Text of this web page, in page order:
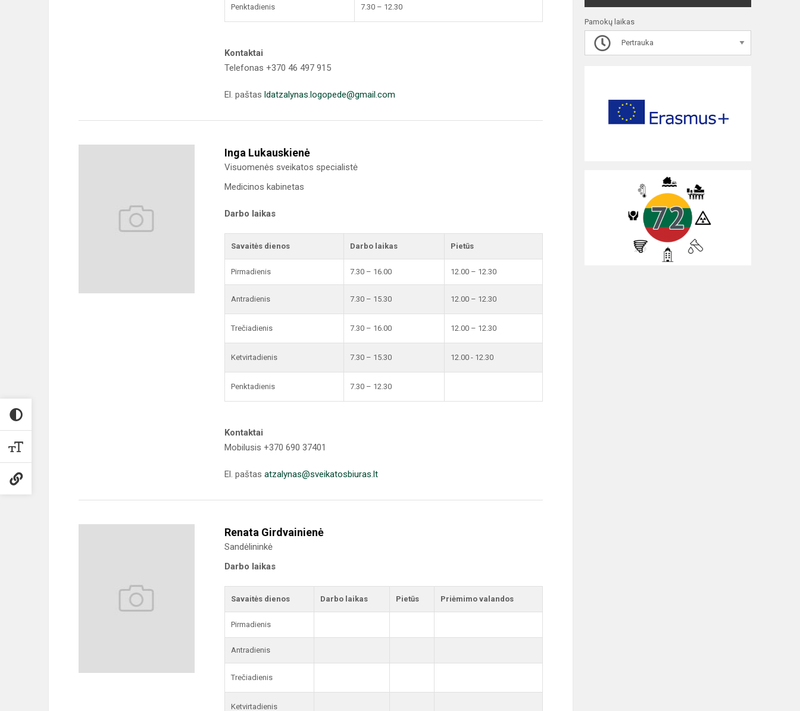
Penktadienis 7.30 – 12.30
Kontaktai
Telefonas +370 46 497 915
El. paštas ldatzalynas.logopede@gmail.com
Inga Lukauskienė
Visuomenės sveikatos specialistė
Medicinos kabinetas
Darbo laikas
Savaitės dienos Darbo laikas Pietūs
Pirmadienis 7.30 – 16.00 12.00 – 12.30
Antradienis 7.30 – 15.30 12.00 – 12.30
Trečiadienis 7.30 – 16.00 12.00 – 12.30
Ketvirtadienis 7.30 – 15.30 12.00 - 12.30
Penktadienis 7.30 – 12.30
Kontaktai
Mobilusis +370 690 37401
El. paštas atzalynas@sveikatosbiuras.lt
Renata Girdvainienė
Sandėlininkė
Darbo laikas
Savaitės dienos Darbo laikas Pietūs Priėmimo valandos
Pirmadienis
Antradienis
Trečiadienis
Ketvirtadienis
Pamokų laikas
Pertrauka